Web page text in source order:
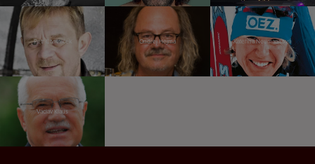
Petr Čtvrtníček Ondřej Hejma Kateřina Neumannová
Václav Klaus